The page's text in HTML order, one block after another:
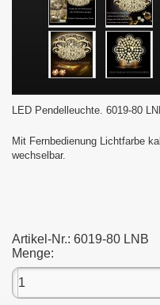
LED Pendelleuchte. 6019-80
Mit Fernbedienung Lichtfarbe
wechselbar.
Artikel-Nr.: 6019-80 LNB
Menge: